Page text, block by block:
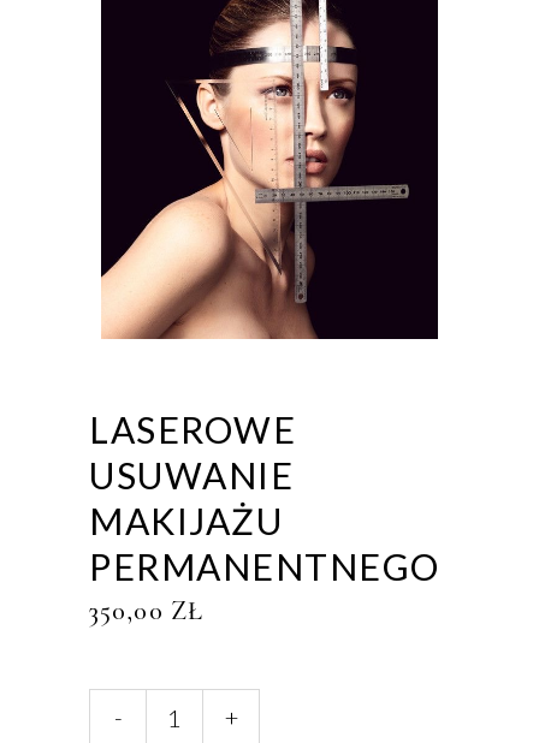
LASEROWE
USUWANIE
MAKIJAŻU
PERMANENTNEGO
350,00 ZŁ
- +